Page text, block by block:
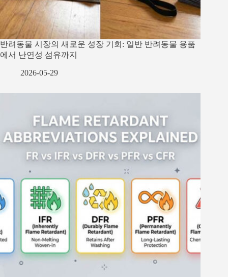
반려동물 시장의 새로운 성장 기회: 일반 반려동물 용품
에서 난연성 섬유까지
2026-05-29